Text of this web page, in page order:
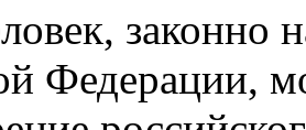
законно
Федерации,